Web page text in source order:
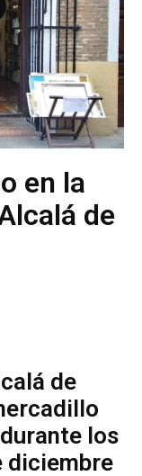
en la
de
de
los
diciembre